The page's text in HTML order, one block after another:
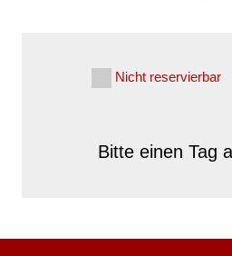
Nicht reservierbar
Bitte einen Tag